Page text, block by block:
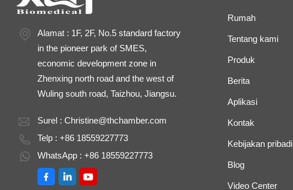
Alamat : 1F, 2F, No.5 standard factory
in the pioneer park of SMES,
economic development zone in
Zhenxing north road and the west of
Wuling south road, Taizhou, Jiangsu.
Surel :Christine@thchamber.com
Telp : +86 18559227773
WhatsApp : +86 18559227773
Rumah
Tentang kami
Produk
Berita
Aplikasi
Kontak
Kebijakan pribadi
Blog
Video Center